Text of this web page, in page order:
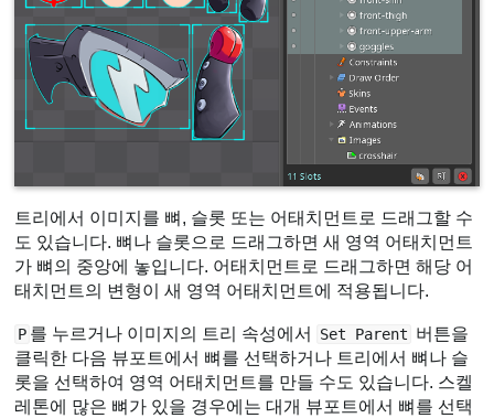
트리에서 이미지를 뼈, 슬롯 또는 어태치먼트로 드래그할 수
도 있습니다. 뼈나 슬롯으로 드래그하면 새 영역 어태치먼트
가 뼈의 중앙에 놓입니다. 어태치먼트로 드래그하면 해당 어
태치먼트의 변형이 새 영역 어태치먼트에 적용됩니다.
P 를 누르거나 이미지의 트리 속성에서 Set Parent 버튼을
클릭한 다음 뷰포트에서 뼈를 선택하거나 트리에서 뼈나 슬
롯을 선택하여 영역 어태치먼트를 만들 수도 있습니다. 스켈
레톤에 많은 뼈가 있을 경우에는 대개 뷰포트에서 뼈를 선택